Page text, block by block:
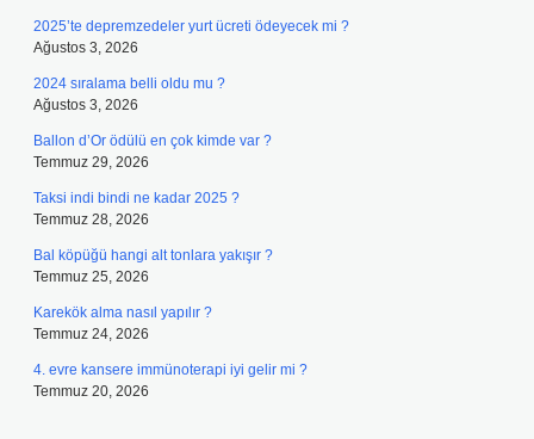
2025’te depremzedeler yurt ücreti ödeyecek mi ?
Ağustos 3, 2026
2024 sıralama belli oldu mu ?
Ağustos 3, 2026
Ballon d’Or ödülü en çok kimde var ?
Temmuz 29, 2026
Taksi indi bindi ne kadar 2025 ?
Temmuz 28, 2026
Bal köpüğü hangi alt tonlara yakışır ?
Temmuz 25, 2026
Karekök alma nasıl yapılır ?
Temmuz 24, 2026
4. evre kansere immünoterapi iyi gelir mi ?
Temmuz 20, 2026